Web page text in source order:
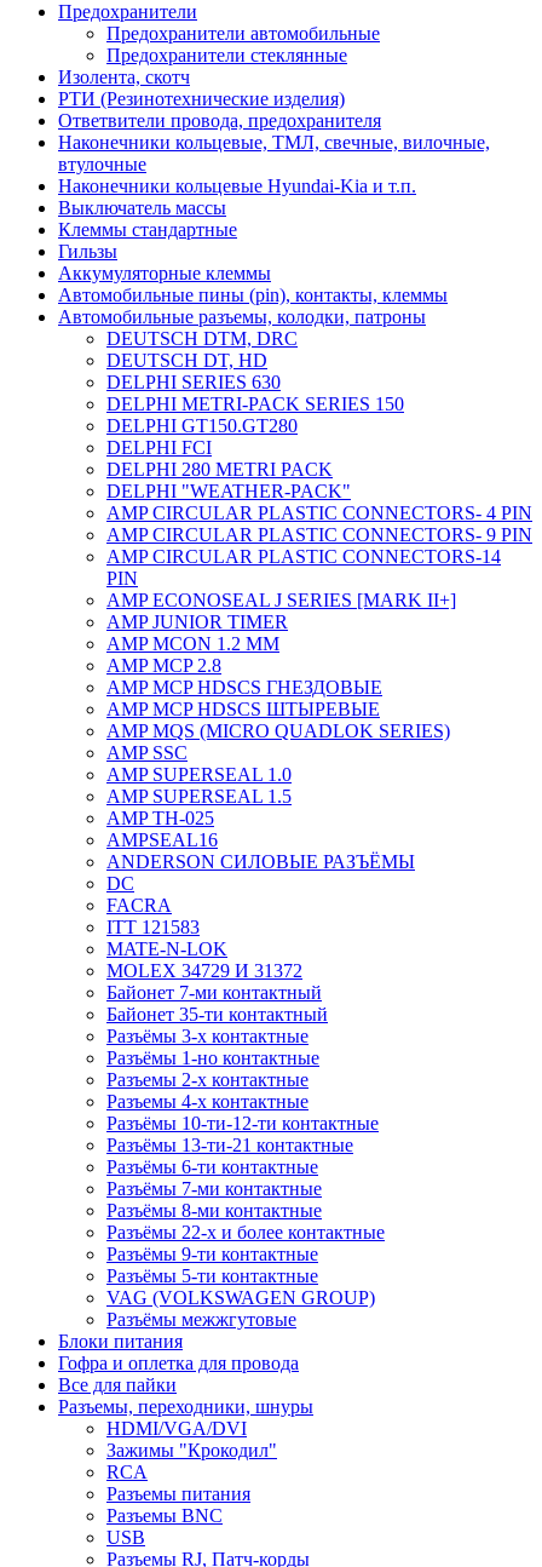
Предохранители
Предохранители автомобильные
Предохранители стеклянные
Изолента, скотч
РТИ (Резинотехнические изделия)
Ответвители провода, предохранителя
Наконечники кольцевые, ТМЛ, свечные, вилочные,
втулочные
Наконечники кольцевые Hyundai-Kia и т.п.
Выключатель массы
Клеммы стандартные
Гильзы
Аккумуляторные клеммы
Автомобильные пины (pin), контакты, клеммы
Автомобильные разъемы, колодки, патроны
DEUTSCH DTM, DRC
DEUTSCH DT, HD
DELPHI SERIES 630
DELPHI METRI-PACK SERIES 150
DELPHI GT150.GT280
DELPHI FCI
DELPHI 280 METRI PACK
DELPHI "WEATHER-PACK"
AMP CIRCULAR PLASTIC CONNECTORS- 4 PIN
AMP CIRCULAR PLASTIC CONNECTORS- 9 PIN
AMP CIRCULAR PLASTIC CONNECTORS-14
PIN
AMP ECONOSEAL J SERIES [MARK II+]
AMP JUNIOR TIMER
AMP MCON 1.2 MM
AMP MCP 2.8
AMP MCP HDSCS ГНЕЗДОВЫЕ
AMP MCP HDSCS ШТЫРЕВЫЕ
AMP MQS (MICRO QUADLOK SERIES)
AMP SSC
AMP SUPERSEAL 1.0
AMP SUPERSEAL 1.5
AMP ТН-025
AMPSEAL16
ANDERSON СИЛОВЫЕ РАЗЪЁМЫ
DC
FACRA
ITT 121583
MATE-N-LOK
MOLEX 34729 И 31372
Байонет 7-ми контактный
Байонет 35-ти контактный
Разъёмы 3-х контактные
Разъёмы 1-но контактные
Разъемы 2-х контактные
Разъемы 4-х контактные
Разъёмы 10-ти-12-ти контактные
Разъёмы 13-ти-21 контактные
Разъёмы 6-ти контактные
Разъёмы 7-ми контактные
Разъёмы 8-ми контактные
Разъёмы 22-х и более контактные
Разъёмы 9-ти контактные
Разъёмы 5-ти контактные
VAG (VOLKSWAGEN GROUP)
Разъёмы межжгутовые
Блоки питания
Гофра и оплетка для провода
Все для пайки
Разъемы, переходники, шнуры
HDMI/VGA/DVI
Зажимы "Крокодил"
RCA
Разъемы питания
Разъемы BNC
USB
Разъемы RJ, Патч-корды